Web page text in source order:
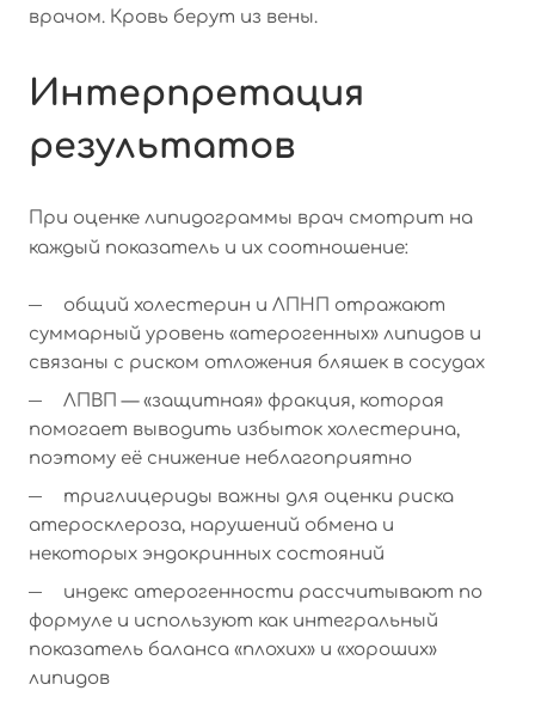
врачом. Кровь берут из вены.
Интерпретация
результатов
При оценке липидограммы врач смотрит на
каждый показатель и их соотношение:
общий холестерин и ЛПНП отражают
суммарный уровень «атерогенных» липидов и
связаны с риском отложения бляшек в сосудах
ЛПВП — «защитная» фракция, которая
помогает выводить избыток холестерина,
поэтому её снижение неблагоприятно
триглицериды важны для оценки риска
атеросклероза, нарушений обмена и
некоторых эндокринных состояний
индекс атерогенности рассчитывают по
формуле и используют как интегральный
показатель баланса «плохих» и «хороших»
липидов